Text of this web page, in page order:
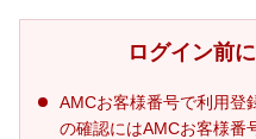
ログイン前
AMCお客様番号で利用登
の確認にはAMCお客様番